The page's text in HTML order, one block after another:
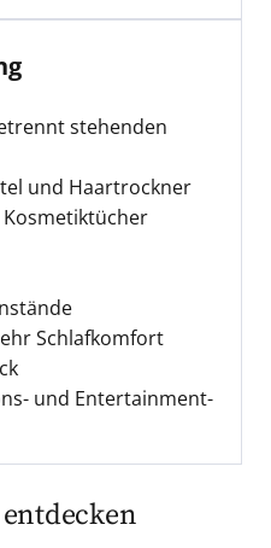
stehenden
und Haartrockner
Schlafkomfort
und Entertainment-